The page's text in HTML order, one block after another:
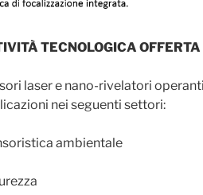
TECNOLOGICA OFFERTA
laser e nano-rivelatori
nei seguenti settori:
ambientale